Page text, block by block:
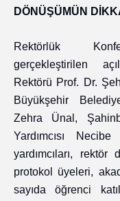
DÖNÜŞÜMÜN
Rektörlük
gerçekleştirilen
Rektörü Prof. Dr.
Büyükşehir
Zehra Ünal,
Yardımcısı
yardımcıları, rektör
protokol üyeleri,
sayıda öğrenci